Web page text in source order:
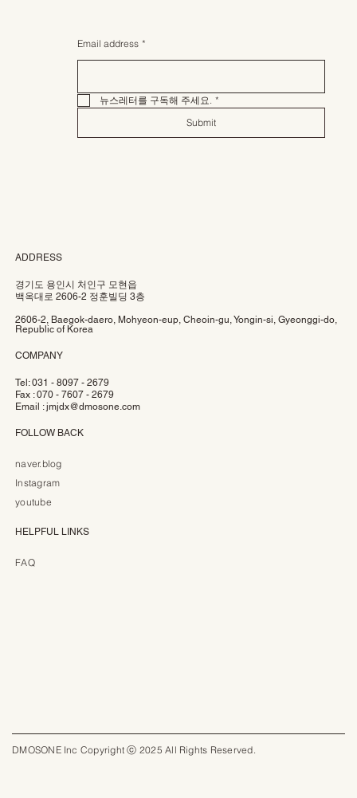
Email address *
뉴스레터를 구독해 주세요.
*
Submit
ADDRESS
경기도 용인시 처인구 모현읍
백옥대로 2606-2 정훈빌딩 3층
2606-2, Baegok-daero, Mohyeon-eup, Cheoin-gu, Yongin-si, Gyeonggi-do,
Republic of Korea
COMPANY
Tel: 031 - 8097 - 2679
Fax : 070 - 7607 - 2679
Email :jmjdx@dmosone.com
FOLLOW BACK
naver.blog
Instagram
youtube
HELPFUL LINKS
FAQ
DMOSONE Inc Copyright ⓒ 2025 All Rights Reserved.​